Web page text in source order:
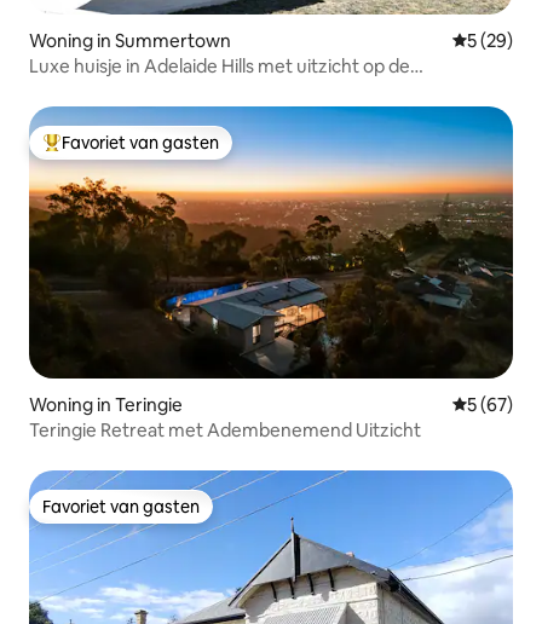
Woning in Summertown
5 (29)
Luxe huisje in Adelaide Hills met uitzicht op de
Topfavoriet van gasten
Favoriet van gasten
Woning in Teringie
5 (67)
Teringie Retreat met Adembenemend Uitzicht
Favoriet van gasten
Favoriet van gasten